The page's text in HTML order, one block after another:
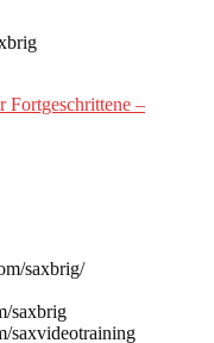
Fortgeschrittene –
saxbrig/
saxbrig
saxvideotraining